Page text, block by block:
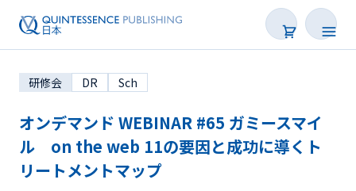
学会・研修会一覧
研修会 DR Sch
オンデマンド WEBINAR #65 ガミースマイ
ル on the web 11の要因と成功に導くト
リートメントマップ